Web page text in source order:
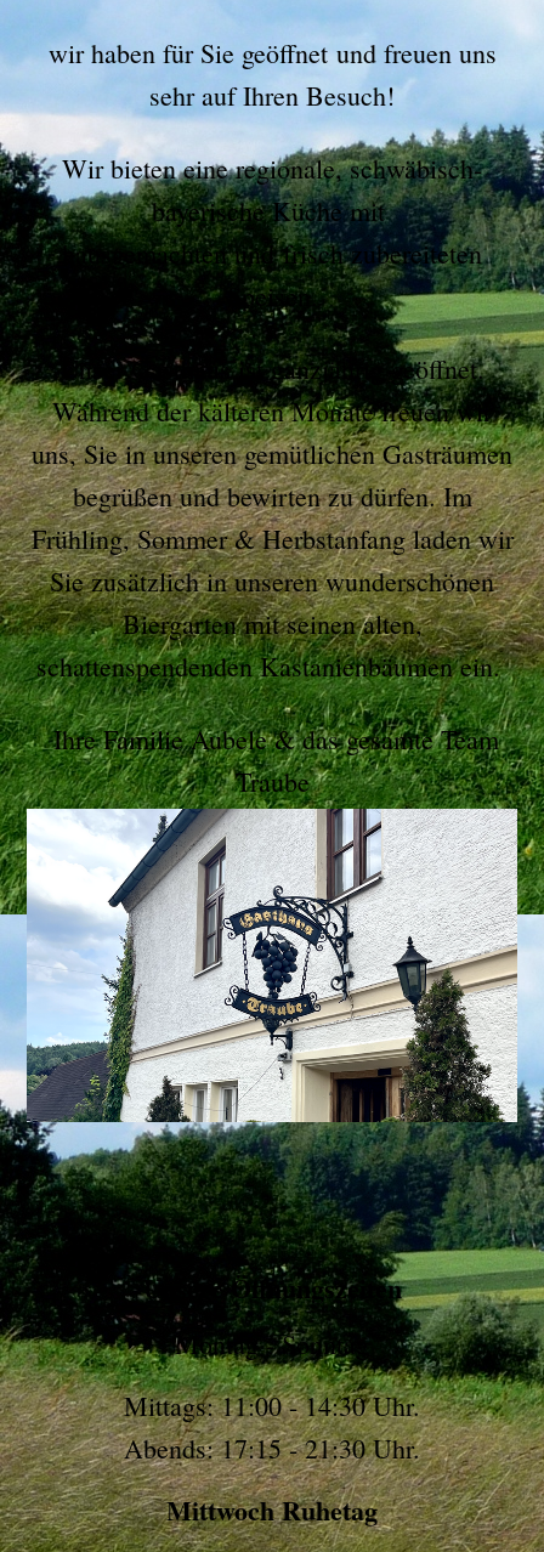
wir haben für Sie geöffnet und freuen uns
sehr auf Ihren Besuch!
Wir bieten eine regionale, schwäbisch-
bayerische Küche mit
hausgemachten und frisch zubereiteten
Speisen.
Unser Gasthaus ist ganzjährig geöffnet.
Während der kälteren Monate freuen wir
uns, Sie in unseren gemütlichen Gasträumen
begrüßen und bewirten zu dürfen. Im
Frühling, Sommer & Herbstanfang laden wir
Sie zusätzlich in unseren wunderschönen
Biergarten mit seinen alten,
schattenspendenden Kastanienbäumen ein.
Ihre Familie Aubele & das gesamte Team
Traube
Unsere Öffnungszeiten
Montag - Sonntag
Mittags: 11:00 - 14:30 Uhr.
Abends: 17:15 - 21:30 Uhr.
Mittwoch Ruhetag